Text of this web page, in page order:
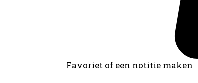
Favoriet of een notitie maken